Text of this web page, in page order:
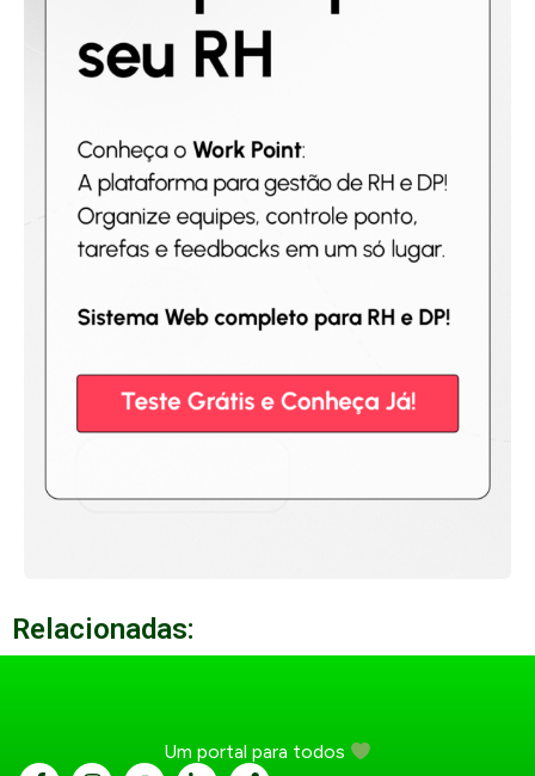
Relacionadas:
Um portal para todos